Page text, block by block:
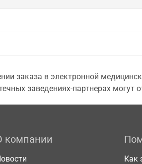
заказа в электронной
заведениях-партнерах могут
компании
Как